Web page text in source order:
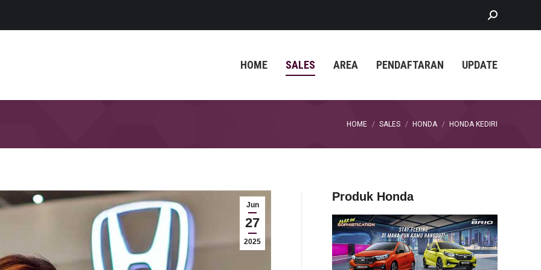
Search:
HOME SALES AREA PENDAFTARAN UPDATE
You are here:
HOME SALES HONDA HONDA KEDIRI
Jun
27
2025
Produk Honda